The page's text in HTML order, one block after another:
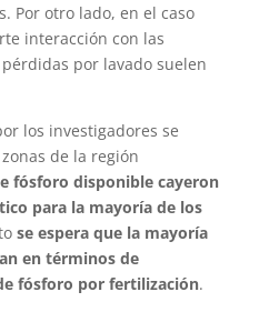
Por otro lado, en el caso
interacción con las
por lavado suelen
los investigadores se
de la región
fósforo disponible cayeron
para la mayoría de los
se espera que la mayoría
en términos de
fósforo por fertilización.